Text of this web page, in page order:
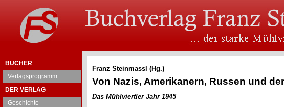
BÜCHER
Verlagsprogramm
DER VERLAG
Geschichte
Franz Steinmassl (Hg.)
Von Nazis, Amerikanern, Russen und
Das Mühlviertler Jahr 1945